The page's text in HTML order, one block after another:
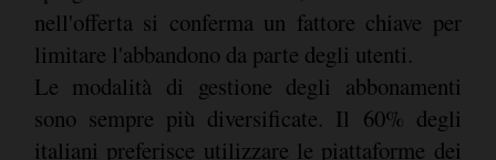
nell'offerta si conferma un fattore chiave per
limitare l'abbandono da parte degli utenti.
Le modalità di gestione degli abbonamenti
sono sempre più diversificate. Il 60% degli
italiani preferisce utilizzare le piattaforme dei